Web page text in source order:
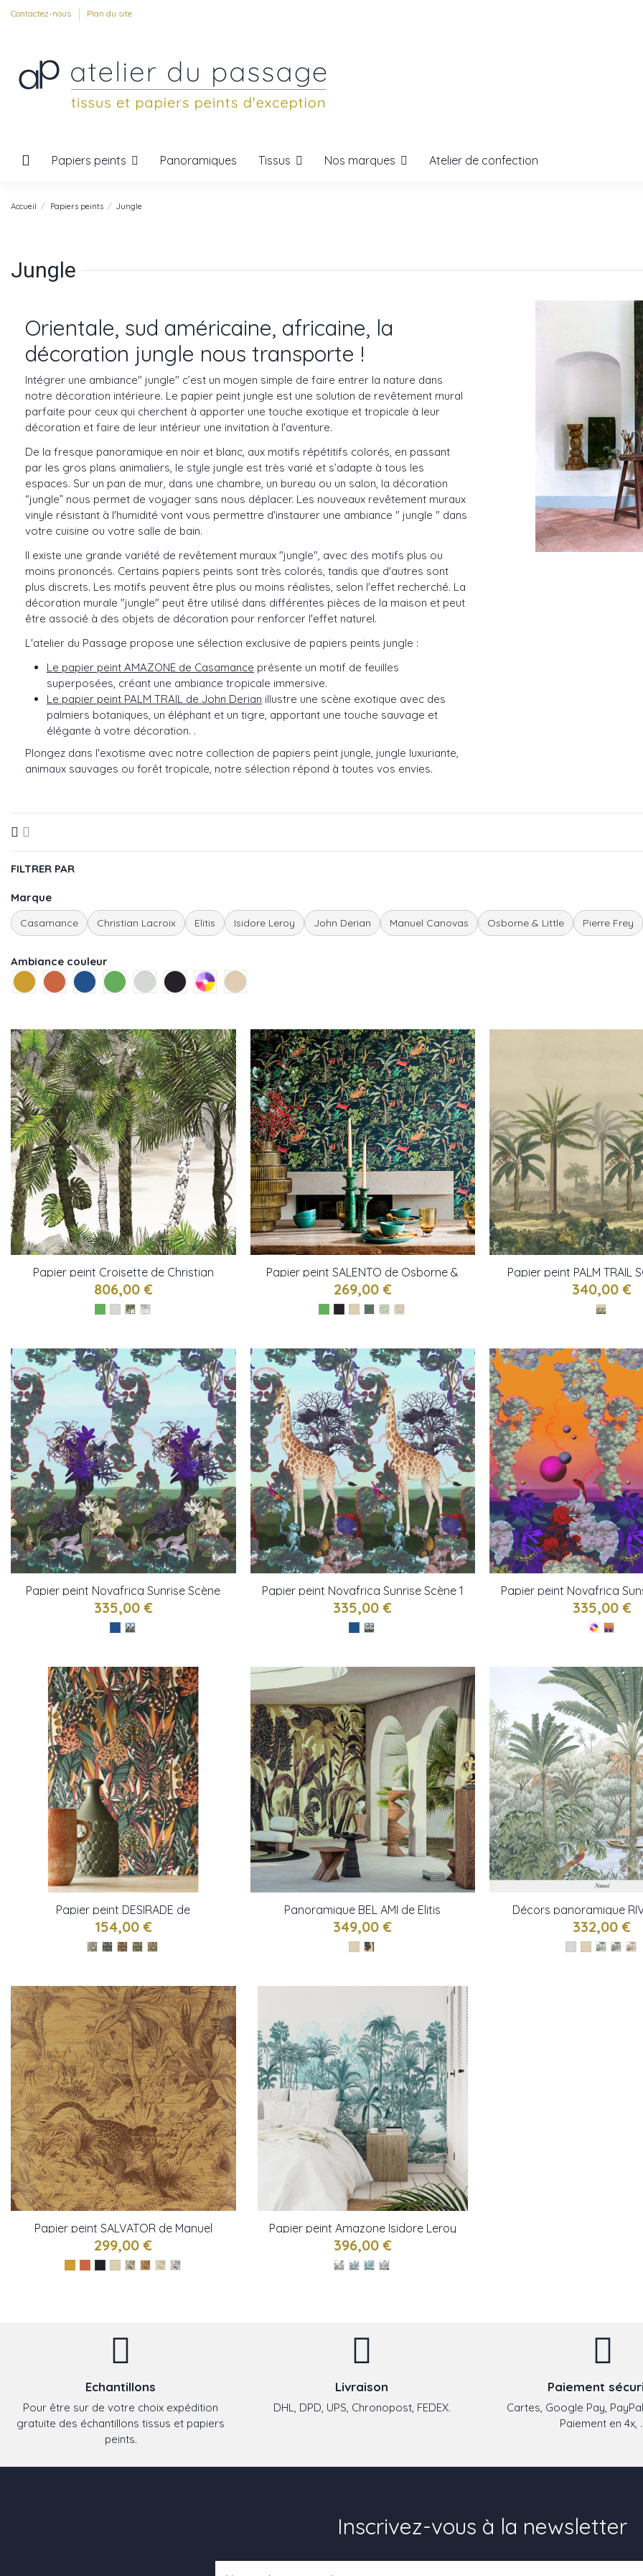
Contactez-nous Plan du site
Papiers peints Panoramiques Tissus Nos marques Atelier de confection
Accueil Papiers peints Jungle
Jungle
Orientale, sud américaine, africaine, la
décoration jungle nous transporte !
Intégrer une ambiance" jungle" c’est un moyen simple de faire entrer la nature dans
notre décoration intérieure. Le papier peint jungle est une solution de revêtement mural
parfaite pour ceux qui cherchent à apporter une touche exotique et tropicale à leur
décoration et faire de leur intérieur une invitation à l'aventure.
De la fresque panoramique en noir et blanc, aux motifs répétitifs colorés, en passant
par les gros plans animaliers, le style jungle est très varié et s’adapte à tous les
espaces. Sur un pan de mur, dans une chambre, un bureau ou un salon, la décoration
“jungle” nous permet de voyager sans nous déplacer. Les nouveaux revêtement muraux
vinyle résistant à l'humidité vont vous permettre d'instaurer une ambiance " jungle " dans
votre cuisine ou votre salle de bain.
Il existe une grande variété de revêtement muraux "jungle", avec des motifs plus ou
moins prononcés. Certains papiers peints sont très colorés, tandis que d'autres sont
plus discrets. Les motifs peuvent être plus ou moins réalistes, selon l'effet recherché. La
décoration murale "jungle" peut être utilisé dans différentes pièces de la maison et peut
être associé à des objets de décoration pour renforcer l'effet naturel.
L'atelier du Passage propose une sélection exclusive de papiers peints jungle :
Le papier peint AMAZONE de Casamance présente un motif de feuilles
superposées, créant une ambiance tropicale immersive.
Le papier peint PALM TRAIL de John Derian illustre une scène exotique avec des
palmiers botaniques, un éléphant et un tigre, apportant une touche sauvage et
élégante à votre décoration. .
Plongez dans l'exotisme avec notre collection de papiers peint jungle, jungle luxuriante,
animaux sauvages ou forêt tropicale, notre sélection répond à toutes vos envies.
FILTRER PAR
Marque
Casamance Christian Lacroix Elitis Isidore Leroy John Derian Manuel Canovas Osborne & Little Pierre Frey
Ambiance couleur
Papier peint Croisette de Christian
Lacroix
806,00 €
Papier peint SALENTO de Osborne &
Little
269,00 €
Papier peint PALM TRAIL
John DERIAN
340,00 €
Papier peint Novafrica Sunrise Scène
2 de Christian Lacroix
335,00 €
Papier peint Novafrica Sunrise Scène 1
de Christian Lacroix
335,00 €
Papier peint Novafrica
de Christian
335,00 €
Papier peint DESIRADE de
CASAMANCE
154,00 €
Panoramique BEL AMI de Elitis
349,00 €
Décors panoramique
PARFUMS de Isidore
332,00 €
Papier peint SALVATOR de Manuel
Canovas
299,00 €
Papier peint Amazone Isidore Leroy
396,00 €
Echantillons
Pour être sur de votre choix expédition
gratuite des échantillons tissus et papiers
peints.
Livraison
DHL, DPD, UPS, Chronopost, FEDEX.
Paiement
Cartes, Google Pay,
Paiement en 4x,
Inscrivez-vous à la newsletter